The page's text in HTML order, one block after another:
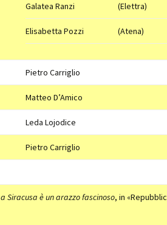
Galatea Ranzi (Elettra)
Elisabetta Pozzi (Atena)
Pietro Carriglio
Matteo D’Amico
Leda Lojodice
Pietro Carriglio
a Siracusa è un arazzo fascinoso, in